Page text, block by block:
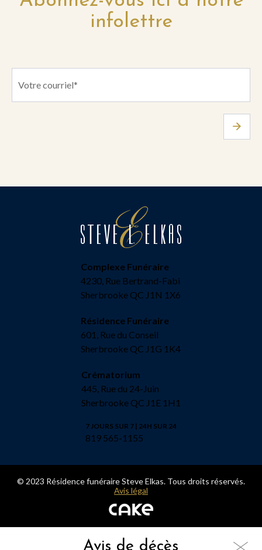
infolettre
Complexe Funéraire
4230, Rue Bertrand-Fabi
Sherbrooke QC J1N 1X6
Résidence Funéraire
601, Rue du Conseil
Sherbrooke QC J1G 1K4
Crématorium
445, Rue du 24-Juin
Sherbrooke QC J1E 1H1
7 JOURS SUR 7 | 24H SUR 24
819 565-1155
© 2023 Résidence funéraire Steve Elkas. Tous droits réservés.
Avis légal
Avis de décès